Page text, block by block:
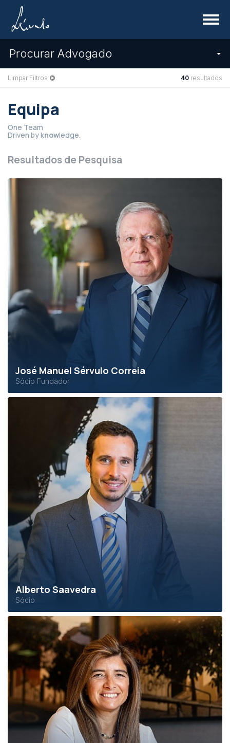
Menu
Procurar Advogado
Limpar Filtros 40 resultados
Equipa
One Team
Driven by knowledge.
Resultados de Pesquisa
José Manuel Sérvulo Correia
Sócio Fundador
Alberto Saavedra
Sócio